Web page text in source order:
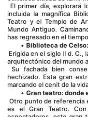
incluida la magnífica
Teatro y el Templo de
Mundo Antiguo.
has regresado en el
Biblioteca de
arquitectónico del mundo
hechizado. Esta gran
marcando el cenit de la
Gran teatro: donde
es el Gran Teatro.